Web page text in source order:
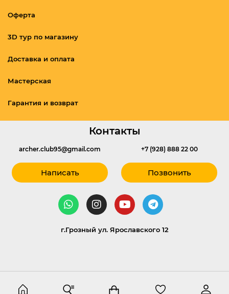
Оферта
3D тур по магазину
Доставка и оплата
Мастерская
Гарантия и возврат
Контакты
archer.club95@gmail.com
Написать
+7 (928) 888 22 00
Позвонить
г.Грозный ул. Ярославского 12